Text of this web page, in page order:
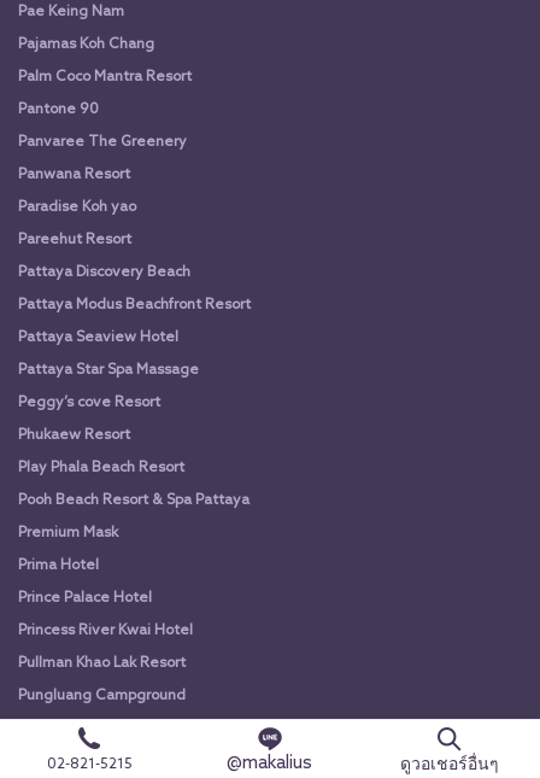
Pae Keing Nam
Pajamas Koh Chang
Palm Coco Mantra Resort
Pantone 90
Panvaree The Greenery
Panwana Resort
Paradise Koh yao
Pareehut Resort
Pattaya Discovery Beach
Pattaya Modus Beachfront Resort
Pattaya Seaview Hotel
Pattaya Star Spa Massage
Peggy’s cove Resort
Phukaew Resort
Play Phala Beach Resort
Pooh Beach Resort & Spa Pattaya
Premium Mask
Prima Hotel
Prince Palace Hotel
Princess River Kwai Hotel
Pullman Khao Lak Resort
Pungluang Campground
Racha Residence Hotel
Rachabura Hotel
02-821-5215 @makalius ดูวอเชอร์อื่นๆ